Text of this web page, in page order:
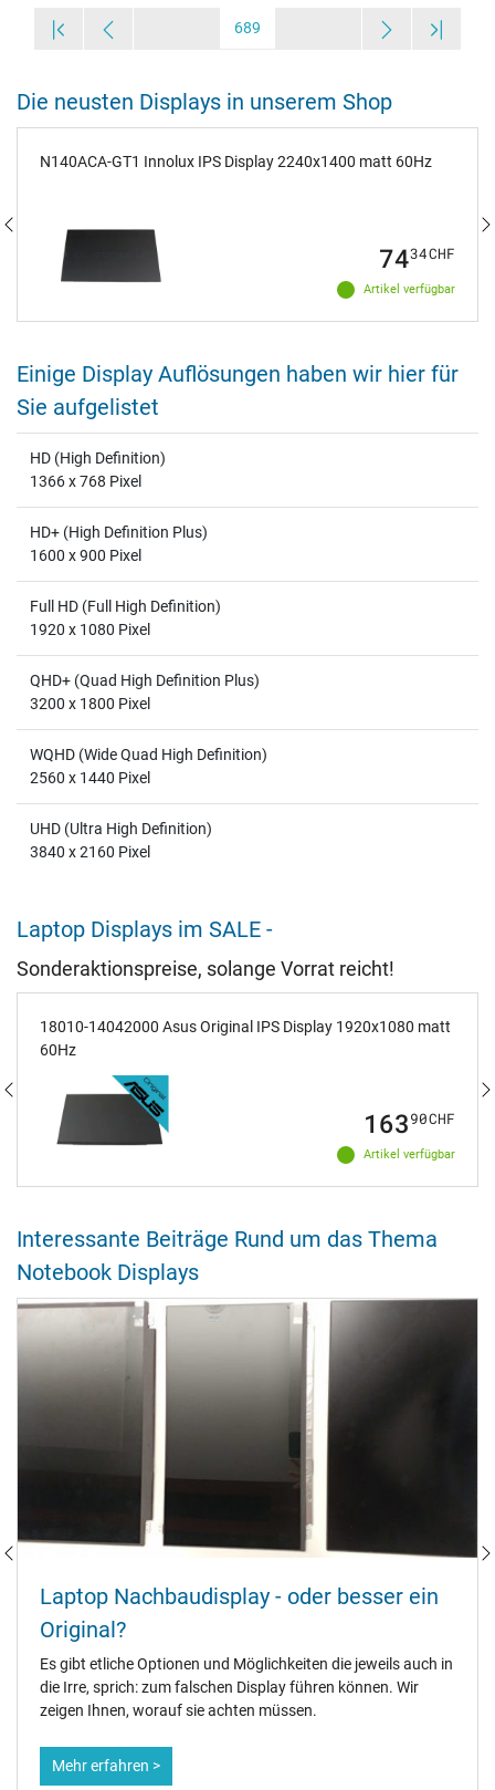
689
Die neusten Displays in unserem Shop
N140ACA-GT1 Innolux IPS Display 2240x1400 matt 60Hz
Artikel verfügbar
7434CHF
Einige Display Auflösungen haben wir hier für
Sie aufgelistet
HD (High Definition)
1366 x 768 Pixel
HD+ (High Definition Plus)
1600 x 900 Pixel
Full HD (Full High Definition)
1920 x 1080 Pixel
QHD+ (Quad High Definition Plus)
3200 x 1800 Pixel
WQHD (Wide Quad High Definition)
2560 x 1440 Pixel
UHD (Ultra High Definition)
3840 x 2160 Pixel
Laptop Displays im SALE -
Sonderaktionspreise, solange Vorrat reicht!
18010-14042000 Asus Original IPS Display 1920x1080 matt
60Hz
Artikel verfügbar
16390CHF
Interessante Beiträge Rund um das Thema
Notebook Displays
Laptop Nachbaudisplay - oder besser ein
Original?
Es gibt etliche Optionen und Möglichkeiten die jeweils auch in
die Irre, sprich: zum falschen Display führen können. Wir
zeigen Ihnen, worauf sie achten müssen.
Mehr erfahren >